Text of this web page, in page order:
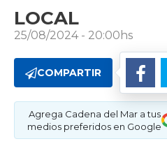
LOCAL
25/08/2024 - 20:00hs
COMPARTIR
Agrega Cadena del Mar a tus
medios preferidos en Google